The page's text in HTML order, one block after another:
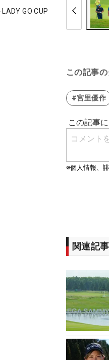
LADY GO CUP
この記事
#宮里優作
関連記事